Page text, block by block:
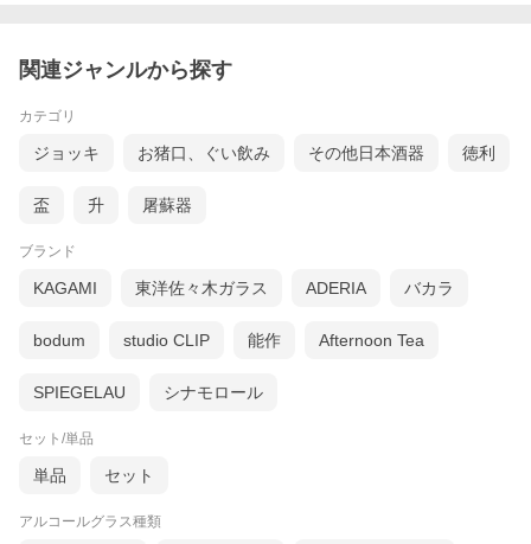
【JAN】
・直径7.9×高さ22cm
【容量】
・295ml
【重量】
・無鉛クリスタル
・イタリア
・手洗い
注
意
項
【ご注意】
サイズ、容量は商品の特性上、多少の誤差が生じますのでご
商品の特性上、多少の擦り傷やガタつきが生じる場合がござ
関連ジャンルから探す
カテゴリ
ジョッキ お猪口、ぐい飲み その他日本酒器 徳利
盃 升 屠蘇器
ブランド
KAGAMI 東洋佐々木ガラス ADERIA バカラ
bodum studio CLIP 能作 Afternoon Tea
SPIEGELAU シナモロール
セット/単品
単品 セット
アルコールグラス種類